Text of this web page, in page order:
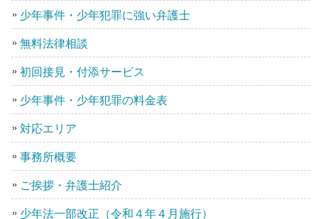
少年事件・少年犯罪に強い弁護士
無料法律相談
初回接見・付添サービス
少年事件・少年犯罪の料金表
対応エリア
事務所概要
ご挨拶・弁護士紹介
少年法一部改正（令和４年４月施行）